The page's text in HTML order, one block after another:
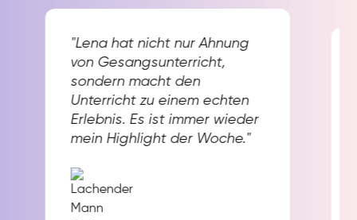
"Lena hat nicht nur Ahnung
von Gesangsunterricht,
sondern macht den
Unterricht zu einem echten
Erlebnis. Es ist immer wieder
mein Highlight der Woche."